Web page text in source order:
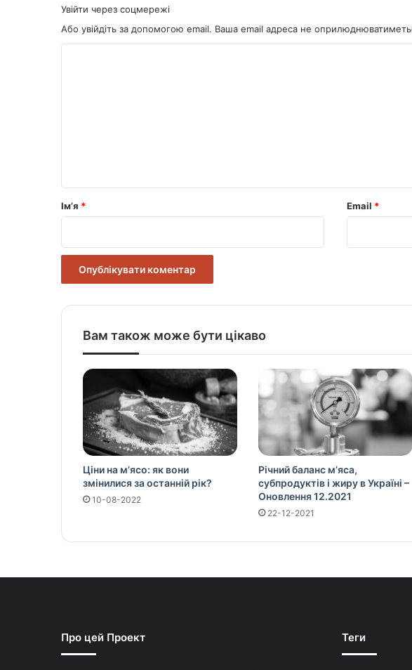
Увійти через соцмережі
Або увійдіть за допомогою email. Ваша email адреса не
рІм’я * Email *
Вам також може бути цікаво
Ціни на м’ясо: як вони
змінилися за останній рік?
10-08-2022
Річний баланс м’яса,
субпродуктів і жиру в Україні –
Оновлення 12.2021
22-12-2021
Про цей Проект Теги